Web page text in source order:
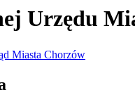
Urzędu